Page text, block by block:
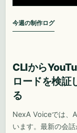
今週の制作ログ
CLIから
ロードを検証
る
NexA Voiceでは、
います。最新の会